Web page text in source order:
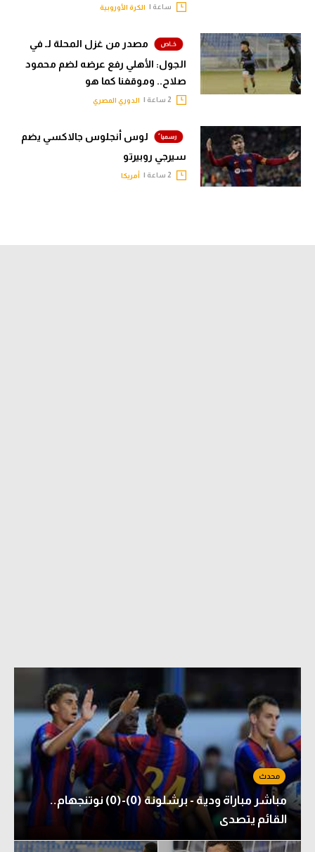
ساعة | الكرة الأوروبية
مصدر من غزل المحلة لـ في
الجول: الأهلي رفع عرضه لضم محمود
صلاح.. وموقفنا كما هو
الدوري المصري
لوس أنجلوس جالاكسي يضم
سيرجي روبيرتو
أمريكا
مباشر مباراة ودية - برشلونة (0)-(0) نوتنجهام..
القائم يتصدى